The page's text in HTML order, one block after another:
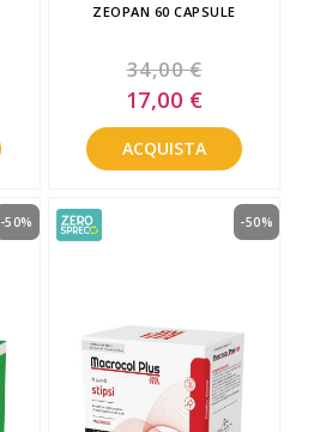
ZEOPAN 60 CAPSULE
34,00 €
Special
Price
17,00 €
ACQUISTA
-50% -50%